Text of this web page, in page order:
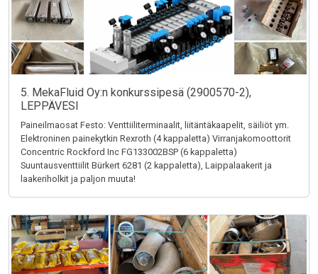
5. MekaFluid Oy:n konkurssipesä (2900570-2),
LEPPÄVESI
Paineilmaosat Festo: Venttiiliterminaalit, liitäntäkaapelit, säiliöt ym.
Elektroninen painekytkin Rexroth (4 kappaletta) Virranjakomoottorit
Concentric Rockford Inc FG133002BSP (6 kappaletta)
Suuntausventtiilit Bürkert 6281 (2 kappaletta), Laippalaakerit ja
laakeriholkit ja paljon muuta!